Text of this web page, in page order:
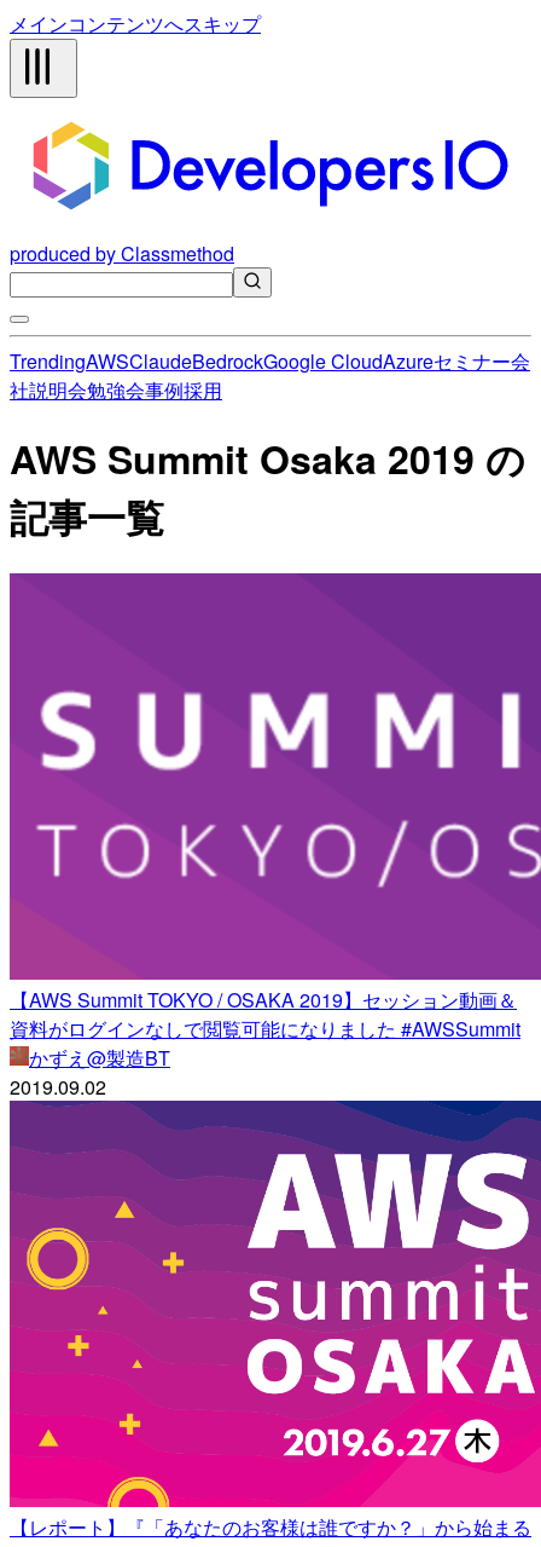
メインコンテンツへスキップ
produced by Classmethod
TrendingAWSClaudeBedrockGoogle CloudAzureセミナー会
社説明会勉強会事例採用
AWS Summit Osaka 2019 の
記事一覧
【AWS Summit TOKYO / OSAKA 2019】セッション動画＆
資料がログインなしで閲覧可能になりました #AWSSummit
かずえ@製造BT
2019.09.02
【レポート】『「あなたのお客様は誰ですか？」から始まる